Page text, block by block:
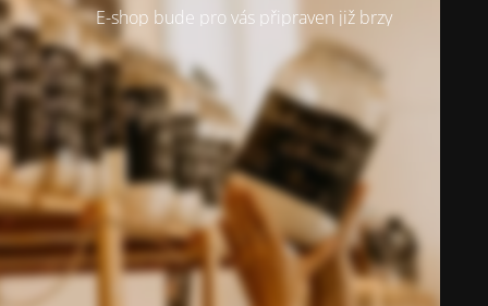
E-shop bude pro vás připraven již brzy